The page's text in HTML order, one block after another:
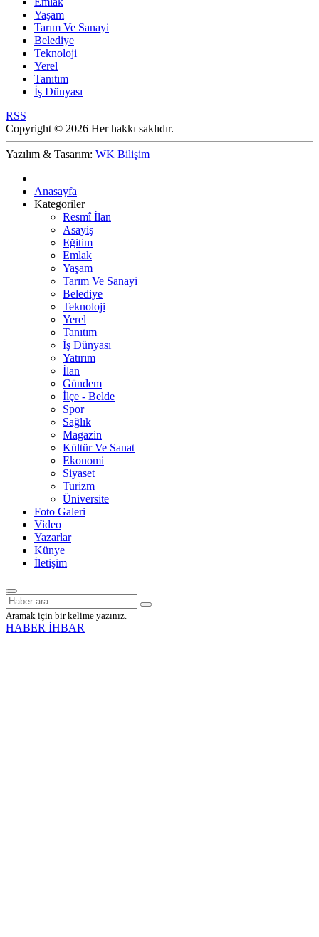
Yaşam
Tarım Ve Sanayi
Belediye
Teknoloji
Yerel
Tanıtım
İş Dünyası
RSS
Copyright © 2026 Her hakkı saklıdır.
Yazılım & Tasarım: WK Bilişim
Anasayfa
Kategoriler
Resmî İlan
Asayiş
Eğitim
Emlak
Yaşam
Tarım Ve Sanayi
Belediye
Teknoloji
Yerel
Tanıtım
İş Dünyası
Yatırım
İlan
Gündem
İlçe - Belde
Spor
Sağlık
Magazin
Kültür Ve Sanat
Ekonomi
Siyaset
Turizm
Üniversite
Foto Galeri
Video
Yazarlar
Künye
İletişim
Aramak için bir kelime yazınız.
HABER İHBAR